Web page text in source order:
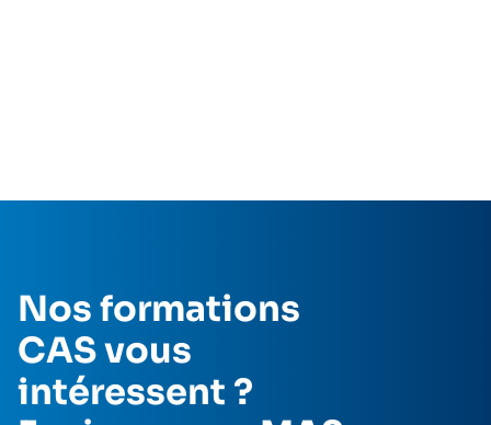
Nos formations
CAS vous
intéressent ?